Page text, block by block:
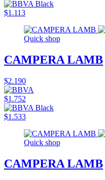
$1.113
Quick shop
CAMPERA LAMB
$2.190
$1.752
$1.533
Quick shop
CAMPERA LAMB